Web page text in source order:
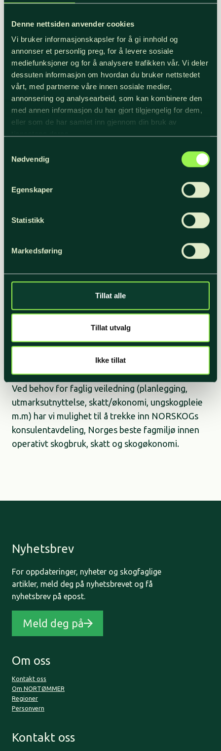
Denne nettsiden anvender cookies
Vi bruker informasjonskapsler for å gi innhold og
annonser et personlig preg, for å levere sosiale
mediefunksjoner og for å analysere trafikken vår. Vi deler
dessuten informasjon om hvordan du bruker nettstedet
vårt, med partnerne våre innen sosiale medier,
annonsering og analysearbeid, som kan kombinere den
med annen informasjon du har gjort tilgjengelig for dem,
eller som de har samlet inn gjennom din bruk av
Nødvendig
Egenskaper
Statistikk
Markedsføring
Tillat alle
Tillat utvalg
Ikke tillat
Fordi vi opererer i hele Norge, har vi god oversikt
over hvilke muligheter som finnes til enhver tid.
For NORTØMMER er det viktig å finne de
virkeskjøperne som betaler best for nettopp den
skog som du som skogeier skal avvirke. Vi er
fleksible mhp. å flytte volumer, flytte
driftsapparat og finne løsninger som passer
leverandøren. Vi kan også inngå rotkontrakter.
planlegging og drift på egen eiendom. Der det er
tømmerdrift.
Tjenester og kunnskap
I likhet med andre tømmerkjøpere, tilbyr vi
nettbaserte løsninger til skogeier, der skogeier
kan følge med på egne innmeldinger, innmålt
tømmer, oppgjørsfakturaer osv.
Ved behov for faglig veiledning (planlegging,
utmarksutnyttelse, skatt/økonomi, ungskogpleie
m.m) har vi mulighet til å trekke inn NORSKOGs
konsulentavdeling, Norges beste fagmiljø innen
operativt skogbruk, skatt og skogøkonomi.
Nyhetsbrev
For oppdateringer, nyheter og skogfaglige
artikler, meld deg på nyhetsbrevet og få
nyhetsbrev på epost.
Meld deg på
Om oss
Kontakt oss
Om NORTØMMER
Regioner
Personvern
Kontakt oss